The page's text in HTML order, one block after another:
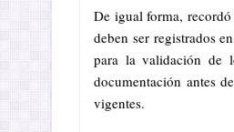
De igual forma,
deben ser registrados
para la validación de
documentación antes
vigentes.